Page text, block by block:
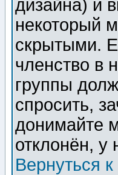
дизайна) и
некоторый
скрытыми.
членство в
группы
спросить,
донимайте
отклонён, у
Вернуться